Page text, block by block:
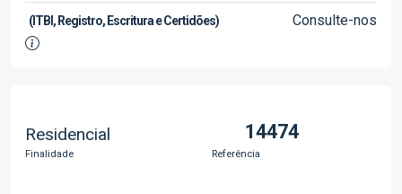
(ITBI, Registro, Escritura e Certidões) Consulte-nos
Residencial
Finalidade
14474
Referência